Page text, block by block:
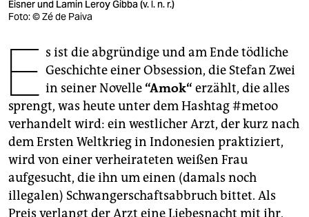
shop
unterstützen
genossenschaft
epaper login
Eisner und Lamin Leroy Gibba (v. l. n. r.)
Foto: © Zé de Paiva
E s ist die abgründige und am Ende tödliche
Geschichte einer Obsession, die Stefan Zwei
in seiner Novelle “Amok“ erzählt, die alles
sprengt, was heute unter dem Hashtag #metoo
verhandelt wird: ein westlicher Arzt, der kurz nach
dem Ersten Weltkrieg in Indonesien praktiziert,
wird von einer verheirateten weißen Frau
aufgesucht, die ihn um einen (damals noch
illegalen) Schwangerschaftsabbruch bittet. Als
Preis verlangt der Arzt eine Liebesnacht mit ihr,